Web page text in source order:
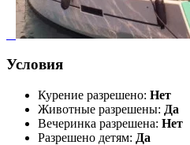
Условия
Курение разрешено: Нет
Животные разрешены: Да
Вечеринка разрешена: Нет
Разрешено детям: Да